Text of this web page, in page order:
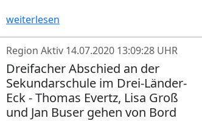
weiterlesen
Region Aktiv 14.07.2020 13:09:28 UHR
Dreifacher Abschied an der
Sekundarschule im Drei-Länder-
Eck - Thomas Evertz, Lisa Groß
und Jan Buser gehen von Bord